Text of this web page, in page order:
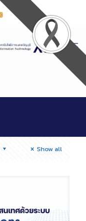
Show all